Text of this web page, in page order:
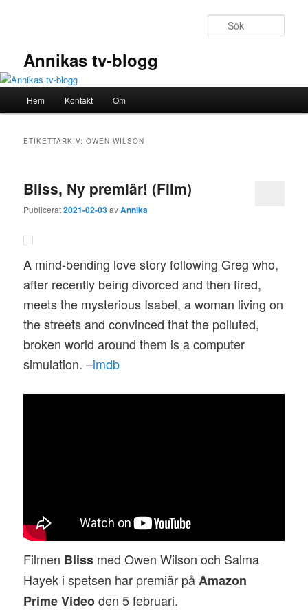
Annikas tv-blogg
Hem Kontakt Om
ETIKETTARKIV:OWEN WILSON
Bliss, Ny premiär! (Film)
Publicerat2021-02-03avAnnika
A mind-bending love story following Greg who,
after recently being divorced and then fired,
meets the mysterious Isabel, a woman living on
the streets and convinced that the polluted,
broken world around them is a computer
simulation. –imdb
Filmen Bliss med Owen Wilson och Salma
Hayek i spetsen har premiär påAmazon
Prime Videoden 5 februari.